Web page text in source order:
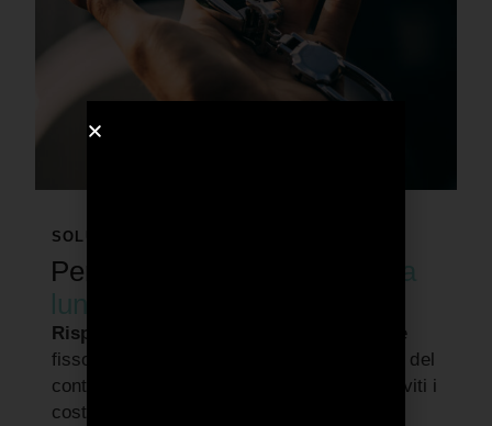
SOLUZIONI PER IL BUSINESS
Perché conviene il
lungo termine?
Risparmi soldi e tempo:
Paghi un canone
fisso mensile, personalizzato per la durata del
contratto e il chilometraggio prestabilito. Eviti i
costi, la burocrazia e le lungaggini legate